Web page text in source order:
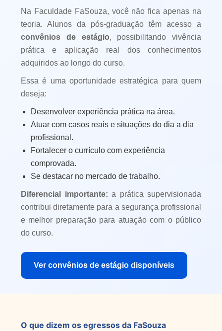
Na Faculdade FaSouza, você não fica apenas na
teoria. Alunos da pós-graduação têm acesso a
convênios de estágio, possibilitando vivência
prática e aplicação real dos conhecimentos
adquiridos ao longo do curso.
Essa é uma oportunidade estratégica para quem
deseja:
Desenvolver experiência prática na área.
Atuar com casos reais e situações do dia a dia
profissional.
Fortalecer o currículo com experiência
comprovada.
Se destacar no mercado de trabalho.
Diferencial importante: a prática supervisionada
contribui diretamente para a segurança profissional
e melhor preparação para atuação com o público
do curso.
Ver convênios de estágio disponíveis
O que dizem os egressos da FaSouza